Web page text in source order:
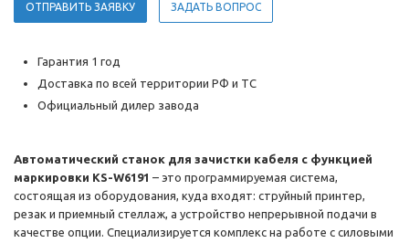
ОТПРАВИТЬ ЗАЯВКУ ЗАДАТЬ ВОПРОС
Гарантия 1 год
Доставка по всей территории РФ и ТС
Официальный дилер завода
Автоматический станок для зачистки кабеля с функцией
маркировки KS-W6191 – это программируемая система,
состоящая из оборудования, куда входят: струйный принтер,
резак и приемный стеллаж, а устройство непрерывной подачи в
качестве опции. Специализируется комплекс на работе с силовыми